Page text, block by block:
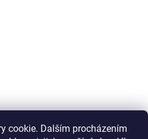
cookie. Dalším procházením